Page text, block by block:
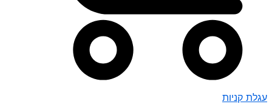
עגלת קניות